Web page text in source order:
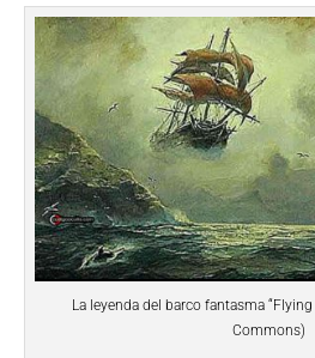
La leyenda del barco fantasma
Commons)